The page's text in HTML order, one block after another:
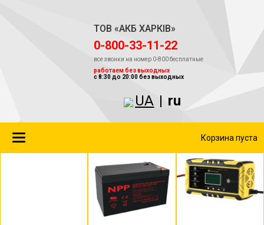
ТОВ «АКБ ХАРКІВ»
‎0-800-33-11-22
все звонки на номер 0-800 бесплатные
работаем без выходных
с 8:30 до 20:00 без выходных
UA | ru
Toggle
Корзина пуста